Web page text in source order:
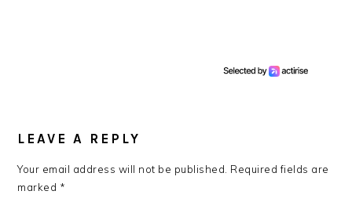
INTERACTIONS
LEAVE A REPLY
Your email address will not be published. Required fields are
marked *